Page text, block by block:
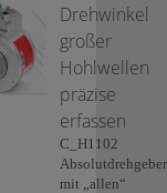
Drehwinkel
großer
Hohlwellen
präzise
erfassen
C_H1102
Absolutdrehgeber
mit „allen“